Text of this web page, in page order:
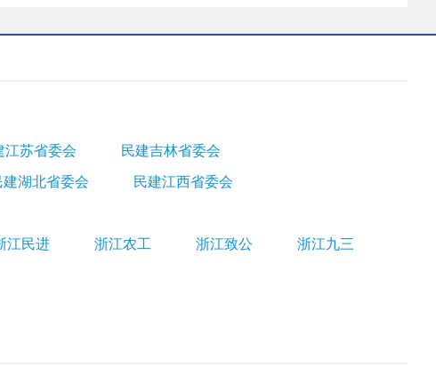
江苏省委会
民建吉林省委会
建湖北省委会
民建江西省委会
江民进 浙江农工 浙江致公
浙江九三